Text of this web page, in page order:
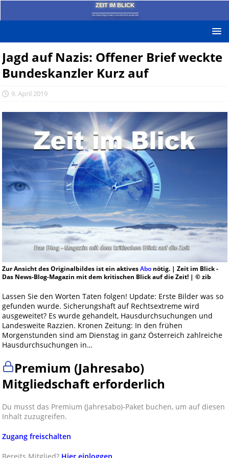
ZEIT IM BLICK
Das News-Blog mit dem kritischen Blick auf die Zeit!
Jagd auf Nazis: Offener Brief weckte
Bundeskanzler Kurz auf
9. April 2019
Zur Ansicht des Originalbildes ist ein aktivesAbonötig. | Zeit im Blick -
Das News-Blog-Magazin mit dem kritischen Blick auf die Zeit! | © zib
Lassen Sie den Worten Taten folgen! Update: Erste Bilder was so
gefunden wurde. Sicherungshaft auf Rechtsextreme wird
ausgeweitet? Es wurde gehandelt, Hausdurchsuchungen und
Landesweite Razzien. Kronen Zeitung: In den frühen
Morgenstunden sind am Dienstag in ganz Österreich zahlreiche
Hausdurchsuchungen in…
Premium (Jahresabo)
Mitgliedschaft erforderlich
Du musst das Premium (Jahresabo)-Paket buchen, um auf diesen
Inhalt zuzugreifen.
Zugang freischalten